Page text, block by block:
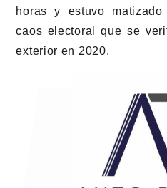
horas y estuvo
caos electoral que se
exterior en 2020.